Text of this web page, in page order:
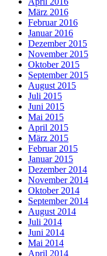
März 2016
Februar 2016
Januar 2016
Dezember 2015
November 2015
Oktober 2015
September 2015
August 2015
Juli 2015
Juni 2015
Mai 2015
April 2015
März 2015
Februar 2015
Januar 2015
Dezember 2014
November 2014
Oktober 2014
September 2014
August 2014
Juli 2014
Juni 2014
Mai 2014
April 2014